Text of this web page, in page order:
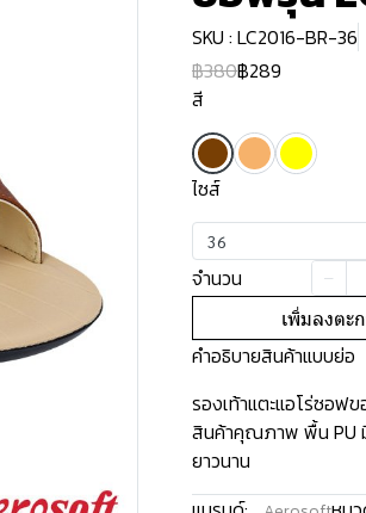
SKU : LC2016-BR-36
฿380฿289
สี
ไซส์
36
จำนวน
เพิ่มลงตะ
คำอธิบายสินค้าแบบย่อ
รองเท้าแตะแอโร่ซอฟ
สินค้าคุณภาพ พื้น PU มี
ยาวนาน